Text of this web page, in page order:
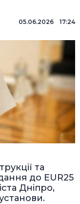
05.06.2026 17:24
та
до EUR25
Дніпро,